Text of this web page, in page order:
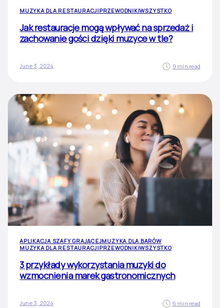
MUZYKA DLA RESTAURACJIPRZEWODNIKIWSZYSTKO
Jak restauracje mogą wpływać na sprzedaż i
zachowanie gości dzięki muzyce w tle?
June 3, 2024 9 min read
APLIKACJA SZAFY GRAJĄCEJMUZYKA DLA BARÓW
MUZYKA DLA RESTAURACJIPRZEWODNIKIWSZYSTKO
3 przykłady wykorzystania muzyki do
wzmocnienia marek gastronomicznych
June 3, 2024 6 min read